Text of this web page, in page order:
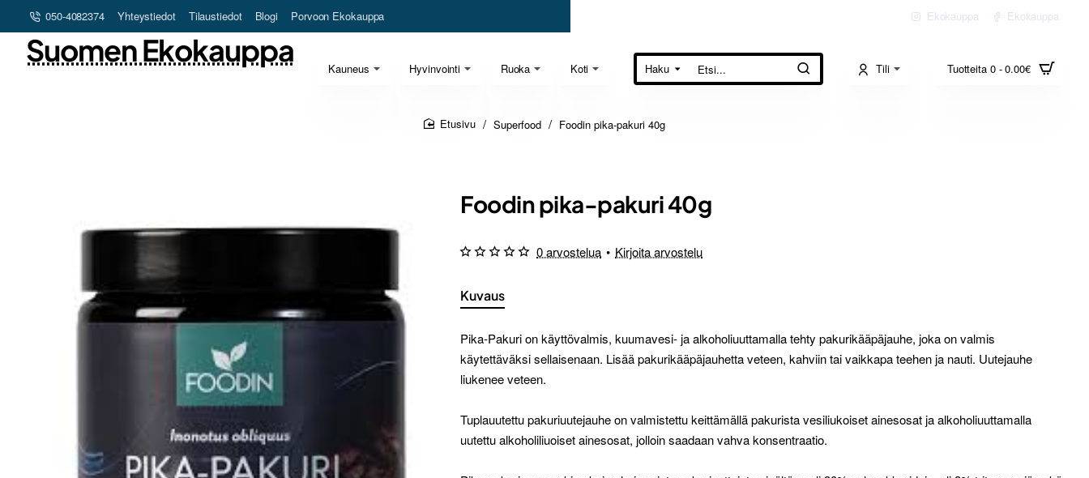
050-4082374 Yhteystiedot Tilaustiedot Blogi Porvoon Ekokauppa Ekokauppa Ekokauppa
Kauneus Hyvinvointi Ruoka Koti
Suomen Ekokauppa
Haku
Etsi... Tili Tuotteita 0 - 0.00€
Superfood Foodin pika-pakuri 40g
Foodin pika-pakuri 40g
Kuvaus
Pika-Pakuri on käyttövalmis, kuumavesi- ja alkoholiuuttamalla tehty pakurikääpäjauhe, joka on valmis
käytettäväksi sellaisenaan. Lisää pakurikääpäjauhetta veteen, kahviin tai vaikkapa teehen ja nauti. Uutejauhe
liukenee veteen.
Tuplauutettu pakuriuutejauhe on valmistettu keittämällä pakurista vesiliukoiset ainesosat ja alkoholiuuttamalla
uutettu alkoholiliuoiset ainesosat, jolloin saadaan vahva konsentraatio.
0 arvostelua • Kirjoita arvostelu